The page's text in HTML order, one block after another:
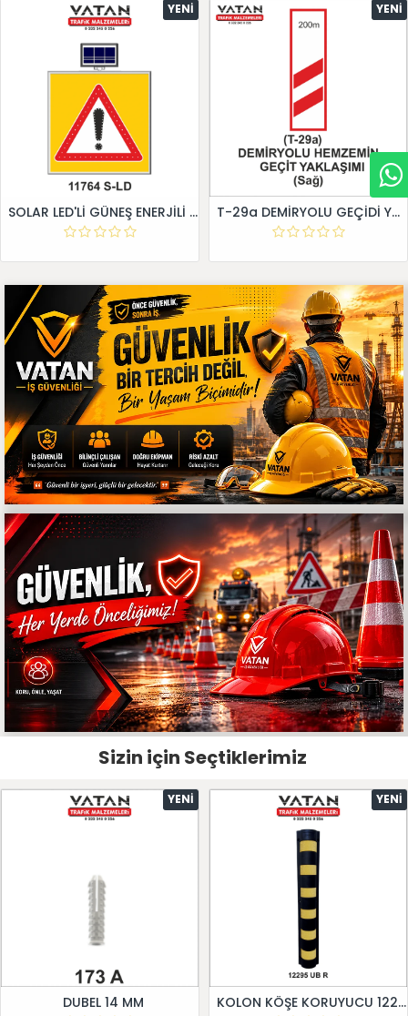
YENI
SOLAR LED'Lİ GÜNEŞ ENERJİLİ LEVHA
YENI
T-29a DEMİRYOLU GEÇİDİ YAKLAŞIM LEVHALARI (Sağ)
Sizin için Seçtiklerimiz
YENI
DUBEL 14 MM
YENI
KOLON KÖŞE KORUYUCU 12295 UB R